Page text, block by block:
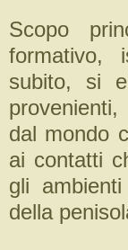
Scopo
formativo,
subito, si
dal mondo
ai contatti
gli
della